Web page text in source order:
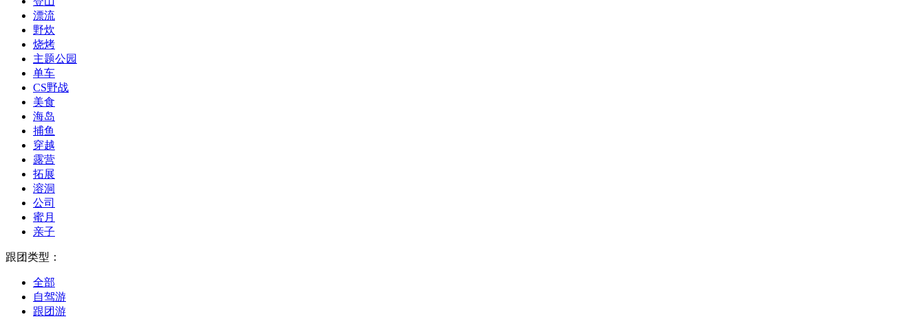
漂流
野炊
烧烤
主题公园
单车
CS野战
美食
海岛
捕鱼
穿越
露营
拓展
溶洞
公司
蜜月
亲子
跟团类型：
全部
自驾游
跟团游